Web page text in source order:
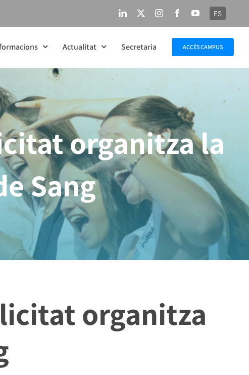
LinkedIn InstagramFacebookYouTube
ES
Actualitat Secretaria ACCÉS CAMPUS
organitza la
Sang
organitza